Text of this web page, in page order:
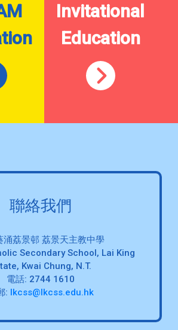
Invitational
Education
聯絡我們
涌荔景邨 荔景天主教中學
Secondary School, Lai King
Kwai Chung, N.T.
電話: 2744 1610
: lkcss@lkcss.edu.hk